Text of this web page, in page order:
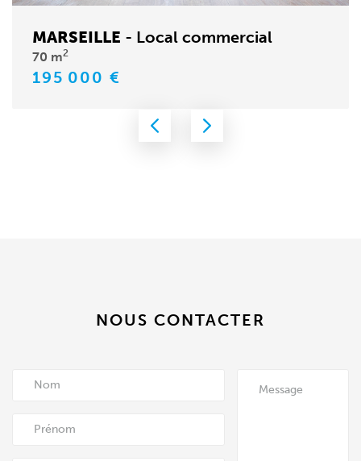
MARSEILLE - Local commercial
70 m2
195 000 €
LA CIOTAT-Appartement
86 m2
349 000 €
NOUS CONTACTER
Nom
Prénom
Message